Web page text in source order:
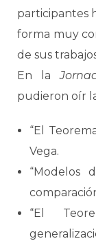
participantes
forma muy
de sus
En la
pudieron oír
“El
Vega.
“Modelos
“El